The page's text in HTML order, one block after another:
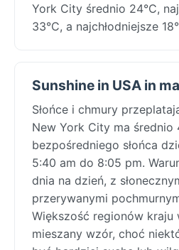
York City średnio 24°C,
33°C, a najchłodniejsze
Sunshine in USA in
Słońce i chmury
New York City ma średnio
bezpośredniego słońca
5:40 am do 8:05 pm.
dnia na dzień, z
przerywanymi
Większość regionów
mieszany wzór, choć